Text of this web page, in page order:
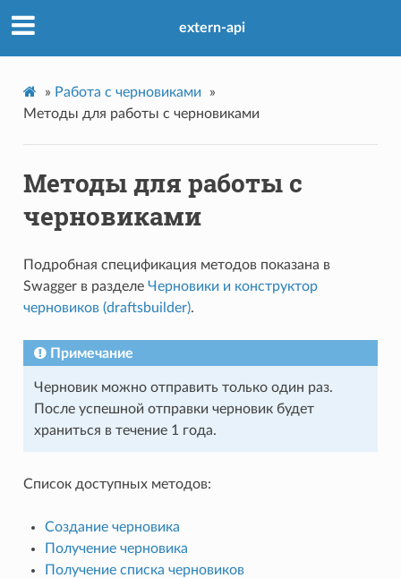
extern-api
» Работа с черновиками
»
Методы для работы с черновиками
Методы для работы с
черновиками
Подробная спецификация методов показана в
Swagger в разделе Черновики и конструктор
черновиков (draftsbuilder).
Примечание
Черновик можно отправить только один раз.
После успешной отправки черновик будет
храниться в течение 1 года.
Список доступных методов:
Создание черновика
Получение черновика
Получение списка черновиков